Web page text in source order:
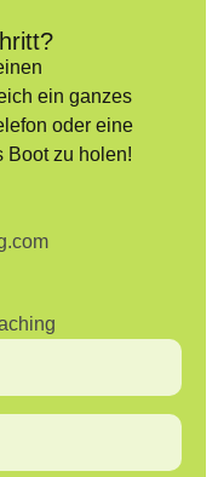
ein ganzes
oder eine
Boot zu holen!